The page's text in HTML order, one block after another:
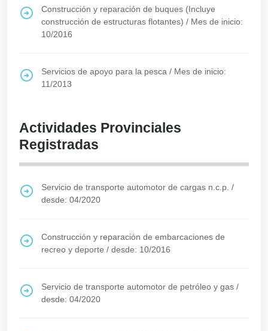
Construcción y reparación de buques (Incluye
construcción de estructuras flotantes) / Mes de inicio:
10/2016
Servicios de apoyo para la pesca / Mes de inicio:
11/2013
Actividades Provinciales
Registradas
Servicio de transporte automotor de cargas n.c.p. /
desde: 04/2020
Construcción y reparación de embarcaciones de
recreo y deporte / desde: 10/2016
Servicio de transporte automotor de petróleo y gas /
desde: 04/2020